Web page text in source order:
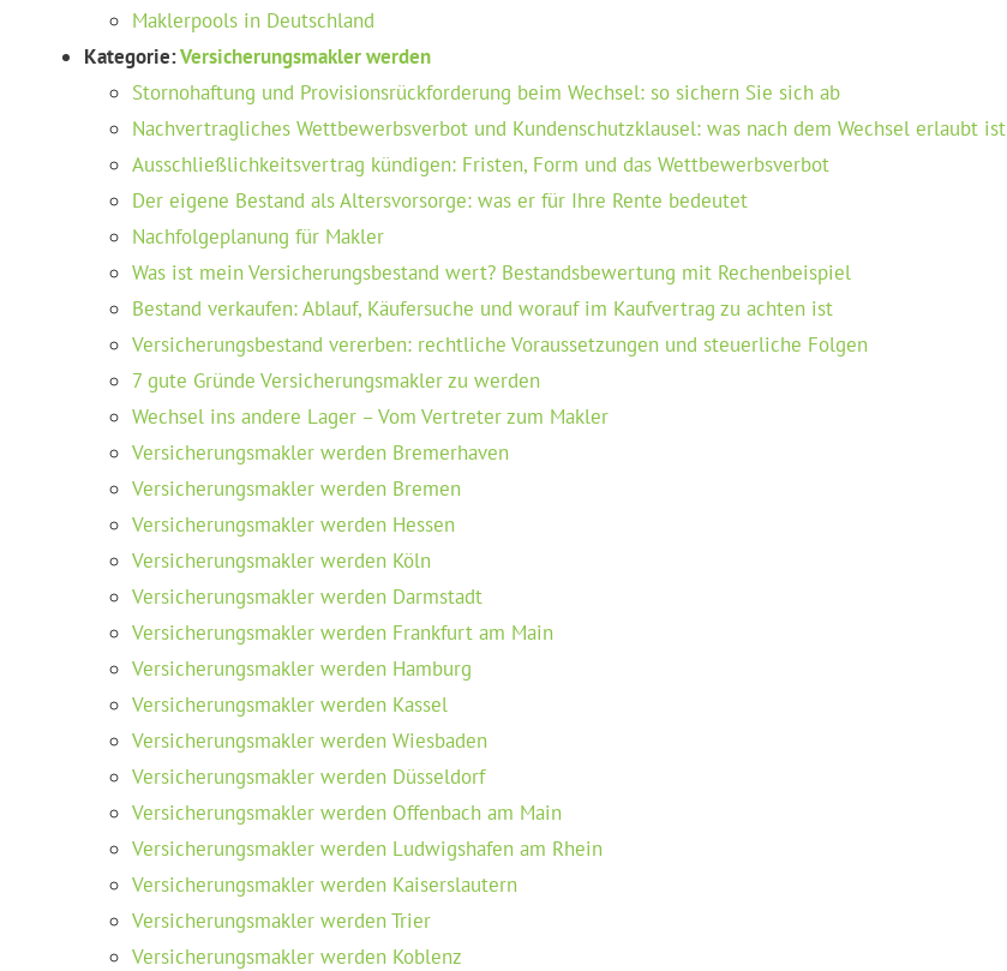
Maklerpools in Deutschland
Kategorie:Versicherungsmakler werden
Stornohaftung und Provisionsrückforderung beim Wechsel: so sichern Sie sich ab
Nachvertragliches Wettbewerbsverbot und Kundenschutzklausel: was nach dem Wechsel erlaubt ist
Ausschließlichkeitsvertrag kündigen: Fristen, Form und das Wettbewerbsverbot
Der eigene Bestand als Altersvorsorge: was er für Ihre Rente bedeutet
Nachfolgeplanung für Makler
Was ist mein Versicherungsbestand wert? Bestandsbewertung mit Rechenbeispiel
Bestand verkaufen: Ablauf, Käufersuche und worauf im Kaufvertrag zu achten ist
Versicherungsbestand vererben: rechtliche Voraussetzungen und steuerliche Folgen
7 gute Gründe Versicherungsmakler zu werden
Wechsel ins andere Lager – Vom Vertreter zum Makler
Versicherungsmakler werden Bremerhaven
Versicherungsmakler werden Bremen
Versicherungsmakler werden Hessen
Versicherungsmakler werden Köln
Versicherungsmakler werden Darmstadt
Versicherungsmakler werden Frankfurt am Main
Versicherungsmakler werden Hamburg
Versicherungsmakler werden Kassel
Versicherungsmakler werden Wiesbaden
Versicherungsmakler werden Düsseldorf
Versicherungsmakler werden Offenbach am Main
Versicherungsmakler werden Ludwigshafen am Rhein
Versicherungsmakler werden Kaiserslautern
Versicherungsmakler werden Trier
Versicherungsmakler werden Koblenz